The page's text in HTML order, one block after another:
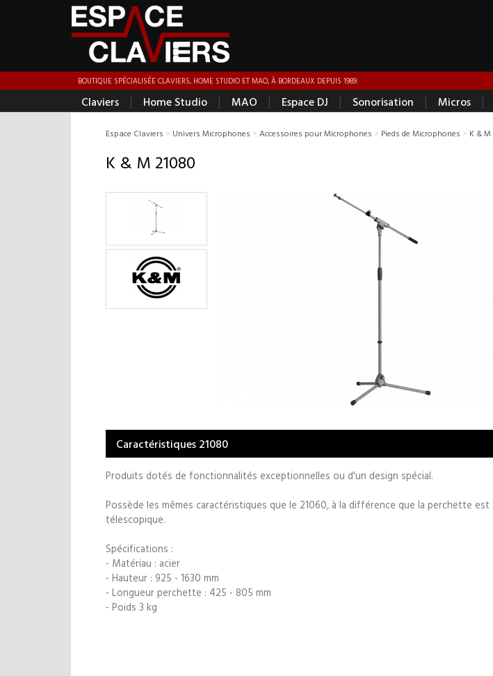
BOUTIQUE SPÉCIALISÉE CLAVIERS, HOME STUDIO ET MAO, À BORDEAUX DEPUIS 1989.
Claviers | Home Studio | MAO | Espace DJ | Sonorisation | Micros |
Espace Claviers > Univers Microphones > Accessoires pour Microphones > Pieds de Microphones > K & M
K & M 21080
Caractéristiques 21080
Produits dotés de fonctionnalités exceptionnelles ou d'un design spécial.
Possède les mêmes caractéristiques que le 21060, à la différence que la perchette est
télescopique.
Spécifications :
- Matériau : acier
- Hauteur : 925 - 1630 mm
- Longueur perchette : 425 - 805 mm
- Poids 3 kg